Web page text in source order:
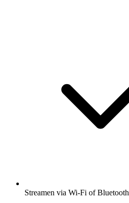
Streamen via Wi-Fi of Bluetooth